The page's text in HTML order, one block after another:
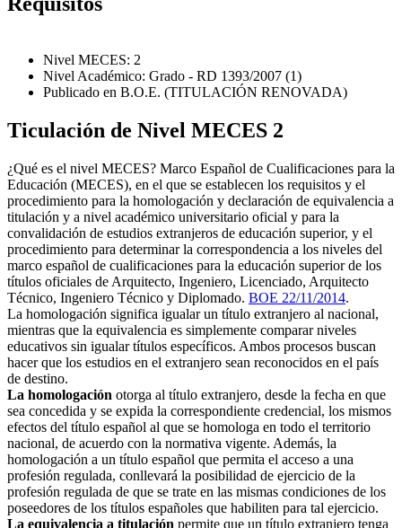
Nivel MECES: 2
Nivel Académico: Grado - RD 1393/2007 (1)
Publicado en B.O.E. (TITULACIÓN RENOVADA)
Ticulación de Nivel MECES 2
¿Qué es el nivel MECES? Marco Español de Cualificaciones para la
Educación (MECES), en el que se establecen los requisitos y el
procedimiento para la homologación y declaración de equivalencia a
titulación y a nivel académico universitario oficial y para la
convalidación de estudios extranjeros de educación superior, y el
procedimiento para determinar la correspondencia a los niveles del
marco español de cualificaciones para la educación superior de los
títulos oficiales de Arquitecto, Ingeniero, Licenciado, Arquitecto
Técnico, Ingeniero Técnico y Diplomado. BOE 22/11/2014.
La homologación significa igualar un título extranjero al nacional,
mientras que la equivalencia es simplemente comparar niveles
educativos sin igualar títulos específicos. Ambos procesos buscan
hacer que los estudios en el extranjero sean reconocidos en el país
de destino.
La homologación otorga al título extranjero, desde la fecha en que
sea concedida y se expida la correspondiente credencial, los mismos
efectos del título español al que se homologa en todo el territorio
nacional, de acuerdo con la normativa vigente. Además, la
homologación a un título español que permita el acceso a una
profesión regulada, conllevará la posibilidad de ejercicio de la
profesión regulada de que se trate en las mismas condiciones de los
poseedores de los títulos españoles que habiliten para tal ejercicio.
La equivalencia a titulación permite que un título extranjero tenga